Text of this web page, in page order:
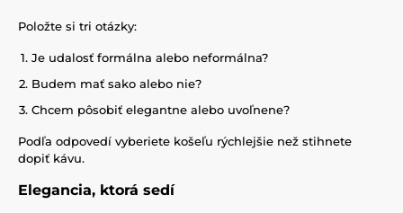
Položte si tri otázky:
Je udalosť formálna alebo neformálna?
Budem mať sako alebo nie?
Chcem pôsobiť elegantne alebo uvoľnene?
Podľa odpovedí vyberiete košeľu rýchlejšie než stihnete
dopiť kávu.
Elegancia, ktorá sedí